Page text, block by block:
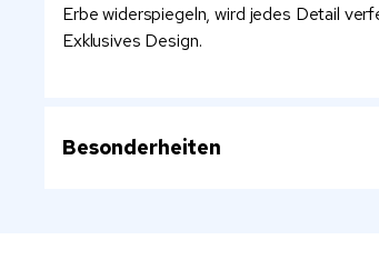
Erbe widerspiegeln, wird jedes Detail
Exklusives Design.
Besonderheiten